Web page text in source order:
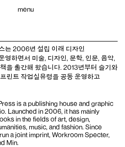
menu
는 2006년 설립 이래 디자인
영하면서 미술, 디자인, 문학, 인문, 음악,
을 출간해 왔습니다. 2013년부터 슬기와
린트 작업실유령을 공동 운영하고
is a publishing house and graphic
. Launched in 2006, it has mainly
in the fields of art, design,
music, and fashion. Since
a joint imprint, Workroom Specter,
Min.